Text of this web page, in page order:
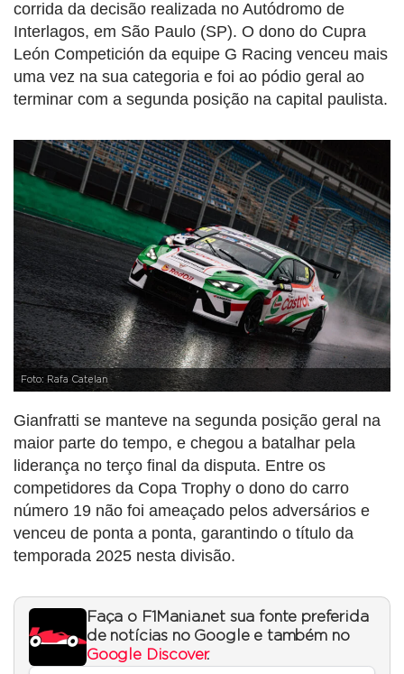
corrida da decisão realizada no Autódromo de
Interlagos, em São Paulo (SP). O dono do Cupra
León Competición da equipe G Racing venceu mais
uma vez na sua categoria e foi ao pódio geral ao
terminar com a segunda posição na capital paulista.
Foto: Rafa Catelan
Gianfratti se manteve na segunda posição geral na
maior parte do tempo, e chegou a batalhar pela
liderança no terço final da disputa. Entre os
competidores da Copa Trophy o dono do carro
número 19 não foi ameaçado pelos adversários e
venceu de ponta a ponta, garantindo o título da
temporada 2025 nesta divisão.
Faça o F1Mania.net sua fonte preferida
de notícias no Google e também no
Google Discover.